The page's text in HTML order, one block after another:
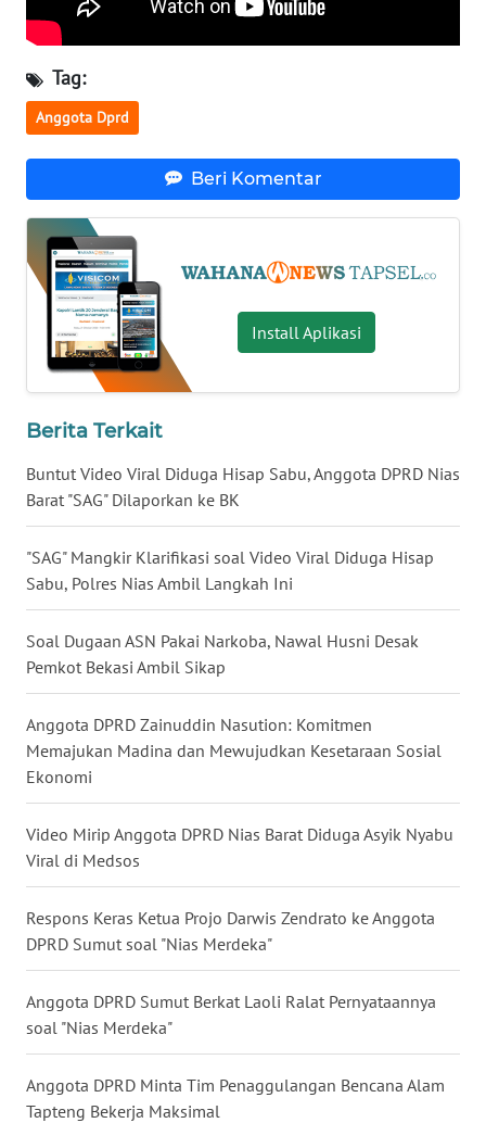
Tag:
Anggota Dprd
Beri Komentar
Install Aplikasi
Berita Terkait
Buntut Video Viral Diduga Hisap Sabu, Anggota DPRD Nias
Barat "SAG" Dilaporkan ke BK
"SAG" Mangkir Klarifikasi soal Video Viral Diduga Hisap
Sabu, Polres Nias Ambil Langkah Ini
Soal Dugaan ASN Pakai Narkoba, Nawal Husni Desak
Pemkot Bekasi Ambil Sikap
Anggota DPRD Zainuddin Nasution: Komitmen
Memajukan Madina dan Mewujudkan Kesetaraan Sosial
Ekonomi
Video Mirip Anggota DPRD Nias Barat Diduga Asyik Nyabu
Viral di Medsos
Respons Keras Ketua Projo Darwis Zendrato ke Anggota
DPRD Sumut soal "Nias Merdeka"
Anggota DPRD Sumut Berkat Laoli Ralat Pernyataannya
soal "Nias Merdeka"
Anggota DPRD Minta Tim Penaggulangan Bencana Alam
Tapteng Bekerja Maksimal
WN
KALTARA
WN
KALTIM
WN
SULSEL
WN
GORONTALO
SULUT
WN
MALUKU
WN
MALUT
WN
DAIRI
WN
WN
WN
TAPANULI
SELATAN